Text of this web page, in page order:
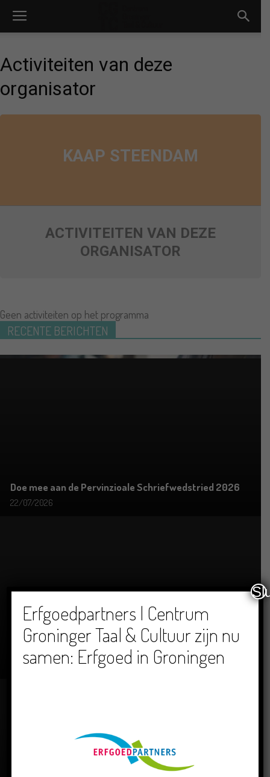
Activiteiten van deze
organisator
KAAP STEENDAM
ACTIVITEITEN VAN DEZE
ORGANISATOR
Geen activiteiten op het programma
RECENTE BERICHTEN
Doe mee aan de Pervinzioale Schriefwedstried 2026
22/07/2026
Dichters in de Prinsentuin: Verslag Zomor Wat
29/06/2026
Erfgoedpartners | Centrum
Groninger Taal & Cultuur zijn nu
samen: Erfgoed in Groningen